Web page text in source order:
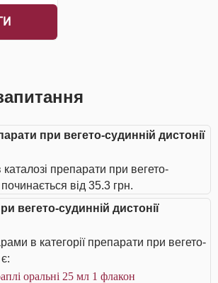
при вегето-судинній дистонії
каталозі препарати при вегето-
починається від 35.3 грн.
вегето-судинній дистонії
в категорії препарати при вегето-
оральні 25 мл 1 флакон